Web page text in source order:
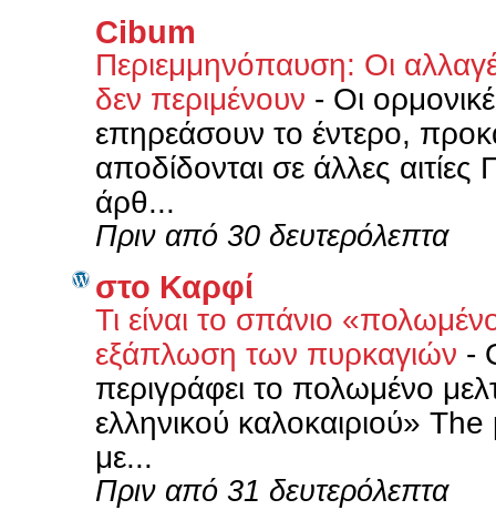
Cibum
Περιεμμηνόπαυση: Οι
δεν περιμένουν - Οι
επηρεάσουν το έντερο,
αποδίδονται σε άλλες
άρθ...
Πριν από 30 δευτερόλεπτα
στο Καρφί
Τι είναι το σπάνιο
εξάπλωση των πυρκαγιών -
περιγράφει το πολωμένο
ελληνικού καλοκαιριού»
με...
Πριν από 31 δευτερόλεπτα